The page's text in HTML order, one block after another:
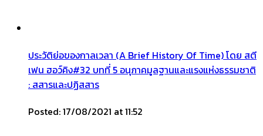
ประวัติย่อของกาลเวลา (A Brief History Of Time) โดย สตี
เฟน ฮอว์คิง#32 บทที่ 5 อนุภาคมูลฐานและแรงแห่งธรรมชาติ
: สสารและปฏิสสาร
Posted: 17/08/2021 at 11:52